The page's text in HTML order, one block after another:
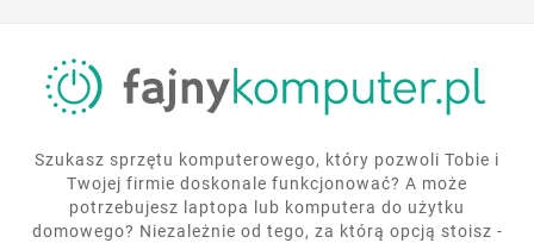
Szukasz sprzętu komputerowego, który pozwoli Tobie i
Twojej firmie doskonale funkcjonować? A może
potrzebujesz laptopa lub komputera do użytku
domowego? Niezależnie od tego, za którą opcją stoisz -